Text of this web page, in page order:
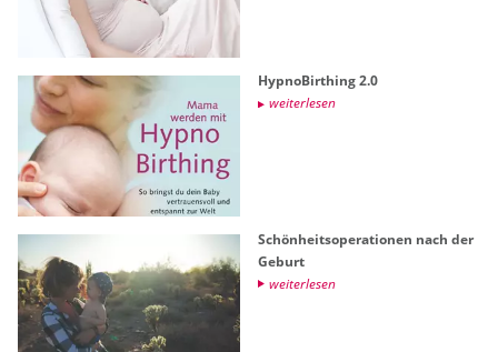
Hyp­no­Bir­thing 2.0
wei­ter­le­sen
Schön­heits­ope­ra­tio­nen nach der
Ge­burt
wei­ter­le­sen